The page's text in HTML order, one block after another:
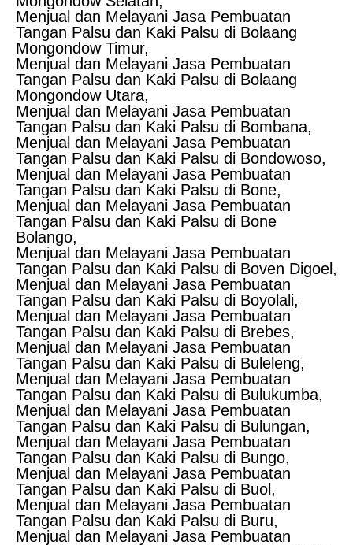
Menjual dan Melayani Jasa Pembuatan
Tangan Palsu dan Kaki Palsu di Bolaang
Mongondow Timur,
Menjual dan Melayani Jasa Pembuatan
Tangan Palsu dan Kaki Palsu di Bolaang
Mongondow Utara,
Menjual dan Melayani Jasa Pembuatan
Tangan Palsu dan Kaki Palsu di Bombana,
Menjual dan Melayani Jasa Pembuatan
Tangan Palsu dan Kaki Palsu di Bondowoso,
Menjual dan Melayani Jasa Pembuatan
Tangan Palsu dan Kaki Palsu di Bone,
Menjual dan Melayani Jasa Pembuatan
Tangan Palsu dan Kaki Palsu di Bone
Bolango,
Menjual dan Melayani Jasa Pembuatan
Tangan Palsu dan Kaki Palsu di Boven Digoel,
Menjual dan Melayani Jasa Pembuatan
Tangan Palsu dan Kaki Palsu di Boyolali,
Menjual dan Melayani Jasa Pembuatan
Tangan Palsu dan Kaki Palsu di Brebes,
Menjual dan Melayani Jasa Pembuatan
Tangan Palsu dan Kaki Palsu di Buleleng,
Menjual dan Melayani Jasa Pembuatan
Tangan Palsu dan Kaki Palsu di Bulukumba,
Menjual dan Melayani Jasa Pembuatan
Tangan Palsu dan Kaki Palsu di Bulungan,
Menjual dan Melayani Jasa Pembuatan
Tangan Palsu dan Kaki Palsu di Bungo,
Menjual dan Melayani Jasa Pembuatan
Tangan Palsu dan Kaki Palsu di Buol,
Menjual dan Melayani Jasa Pembuatan
Tangan Palsu dan Kaki Palsu di Buru,
Menjual dan Melayani Jasa Pembuatan